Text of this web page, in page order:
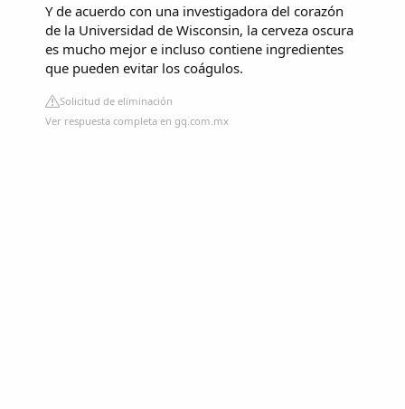
Y de acuerdo con una investigadora del corazón
de la Universidad de Wisconsin, la cerveza oscura
es mucho mejor e incluso contiene ingredientes
que pueden evitar los coágulos.
Solicitud de eliminación
Ver respuesta completa en gq.com.mx